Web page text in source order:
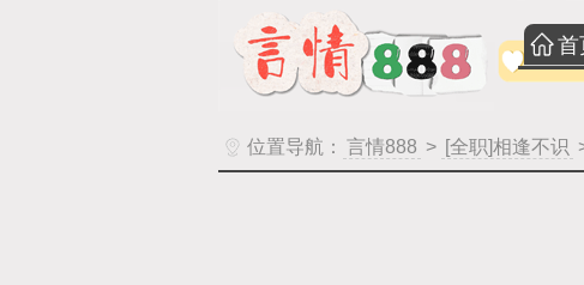
首
位置导航： 言情888 > [全职]相逢不识